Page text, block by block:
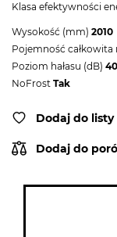
Klasa efektywności
Wysokość (mm) 2010
Pojemność całkowita
Poziom hałasu (dB) 40
NoFrost Tak
Dodaj do listy
Dodaj do